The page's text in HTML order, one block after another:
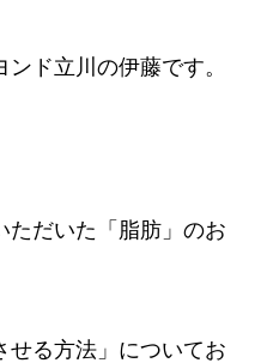
ド立川の伊藤です。
ただいた「脂肪」のお
せる方法」についてお